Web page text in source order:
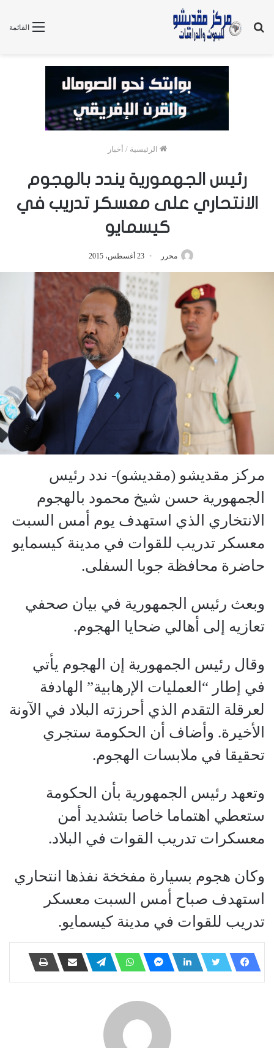
القائمة
بحث
الرئيسية / أخبار
رئيس الجهمورية يندد بالهجوم
الانتحاري على معسكر تدريب في
كيسمايو
محرر 23 أغسطس، 2015
مركز مقديشو (مقديشو)- ندد رئيس
الجمهورية حسن شيخ محمود بالهجوم
الانتخاري الذي استهدف يوم أمس السبت
معسكر تدريب للقوات في مدينة كيسمايو
حاضرة محافظة جوبا السفلى.
وبعث رئيس الجمهورية في بيان صحفي
تعازيه إلى أهالي ضحايا الهجوم.
وقال رئيس الجمهورية إن الهجوم يأتي
في إطار “العمليات الإرهابية” الهادفة
لعرقلة التقدم الذي أحرزته البلاد في الآونة
الأخيرة. وأضاف أن الحكومة ستجري
تحقيقا في ملابسات الهجوم.
وتعهد رئيس الجمهورية بأن الحكومة
ستعطي اهتماما خاصا بتشديد أمن
معسكرات تدريب القوات في البلاد.
وكان هجوم بسيارة مفخخة نفذها انتحاري
استهدف صباح أمس السبت معسكر
تدريب للقوات في مدينة كيسمايو.